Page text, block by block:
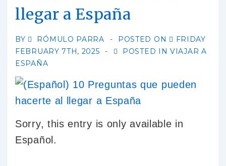
llegar a España
BY RÓMULO PARRA POSTED ON
FRIDAY
FEBRUARY 7TH, 2025
POSTED INVIAJAR A
ESPAÑA
Sorry, this entry is only available in
Español.